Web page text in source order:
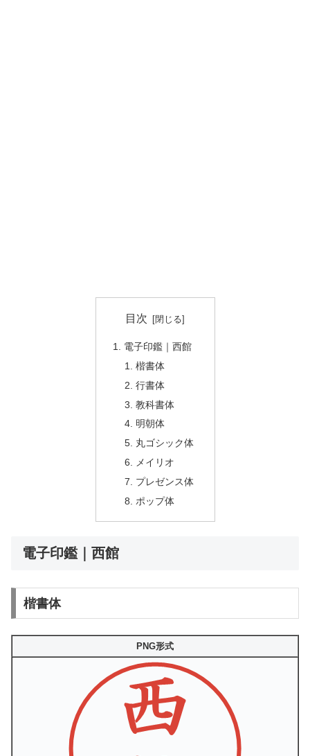
目次
電子印鑑｜西館
楷書体
行書体
教科書体
明朝体
丸ゴシック体
メイリオ
プレゼンス体
ポップ体
電子印鑑｜西館
楷書体
PNG形式